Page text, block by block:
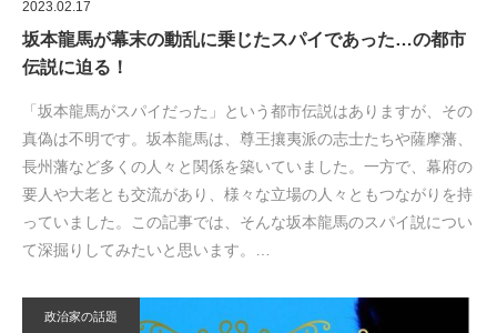
2023.02.17
坂本龍馬が幕末の動乱に乗じたスパイであった…の都市
伝説に迫る！
「坂本龍馬がスパイだった」という都市伝説はありますが、その
真偽は不明です。坂本龍馬は、尊王攘夷派の志士たちや薩摩藩、
長州藩など多くの人々と関係を築いていました。一方で、幕府の
要人や大老とも交流があり、様々な立場の人々ともつながりを持
っていました。この記事では、そんな坂本龍馬のスパイ説につい
て深掘りしてみたいと思います。…
政治家の話題